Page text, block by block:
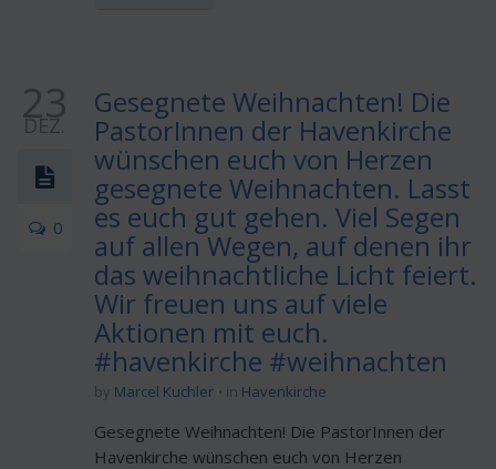
23
DEZ.
0
Gesegnete Weihnachten! Die
PastorInnen der Havenkirche
wünschen euch von Herzen
gesegnete Weihnachten. Lasst
es euch gut gehen. Viel Segen
auf allen Wegen, auf denen ihr
das weihnachtliche Licht feiert.
Wir freuen uns auf viele
Aktionen mit euch.
#havenkirche #weihnachten
by Marcel Kuchler in Havenkirche
Gesegnete Weihnachten! Die PastorInnen der
Havenkirche wünschen euch von Herzen